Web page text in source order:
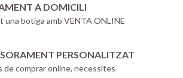
A DOMICILI
una botiga amb VENTA ONLINE
PERSONALITZAT
de comprar online, necessites